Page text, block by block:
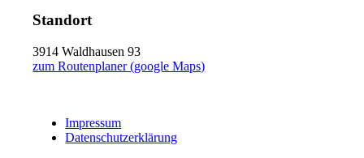
Standort
3914 Waldhausen 93
zum Routenplaner (google Maps)
Impressum
Datenschutzerklärung